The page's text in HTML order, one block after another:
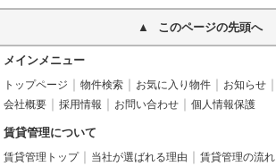
このページの先頭へ
メインメニュー
トップページ 物件検索 お気に入り物件 お知らせ
会社概要
採用情報 お問い合わせ 個人情報保護
賃貸管理について
賃貸管理トップ 当社が選ばれる理由 賃貸管理の流れ